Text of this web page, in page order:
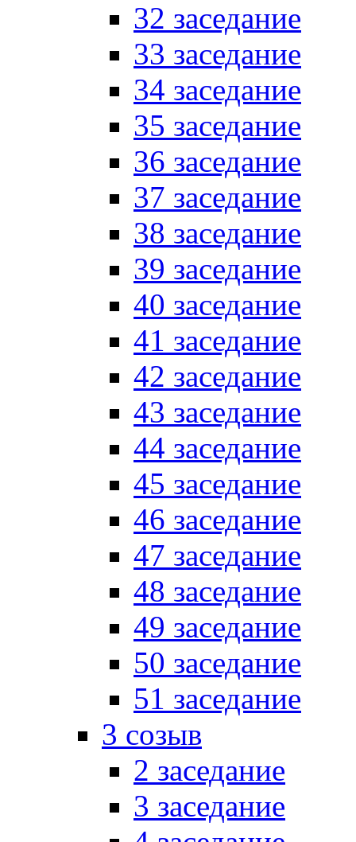
32 заседание
33 заседание
34 заседание
35 заседание
36 заседание
37 заседание
38 заседание
39 заседание
40 заседание
41 заседание
42 заседание
43 заседание
44 заседание
45 заседание
46 заседание
47 заседание
48 заседание
49 заседание
50 заседание
51 заседание
3 созыв
2 заседание
3 заседание